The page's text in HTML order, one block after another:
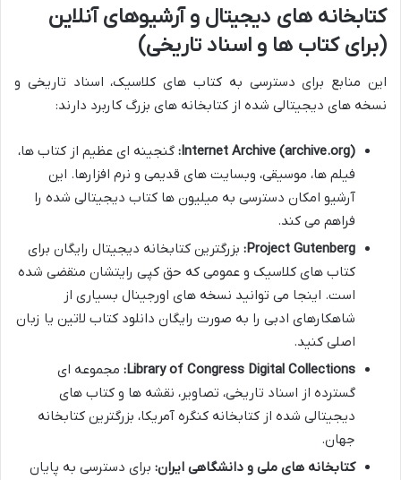
کتابخانه های دیجیتال و آرشیوهای آنلاین
(برای کتاب ها و اسناد تاریخی)
این منابع برای دسترسی به کتاب های کلاسیک، اسناد تاریخی و
نسخه های دیجیتالی شده از کتابخانه های بزرگ کاربرد دارند:
Internet Archive (archive.org): گنجینه ای عظیم از کتاب ها،
فیلم ها، موسیقی، وبسایت های قدیمی و نرم افزارها. این
آرشیو امکان دسترسی به میلیون ها کتاب دیجیتالی شده را
فراهم می کند.
Project Gutenberg: بزرگترین کتابخانه دیجیتال رایگان برای
کتاب های کلاسیک و عمومی که حق کپی رایتشان منقضی شده
است. اینجا می توانید نسخه های اورجینال بسیاری از
شاهکارهای ادبی را به صورت رایگان دانلود کتاب لاتین یا زبان
اصلی کنید.
Library of Congress Digital Collections: مجموعه ای
گسترده از اسناد تاریخی، تصاویر، نقشه ها و کتاب های
دیجیتالی شده از کتابخانه کنگره آمریکا، بزرگترین کتابخانه
جهان.
کتابخانه های ملی و دانشگاهی ایران: برای دسترسی به پایان